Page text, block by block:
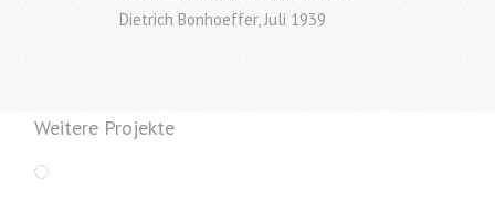
Dietrich Bonhoeffer, Juli 1939
Weitere Projekte